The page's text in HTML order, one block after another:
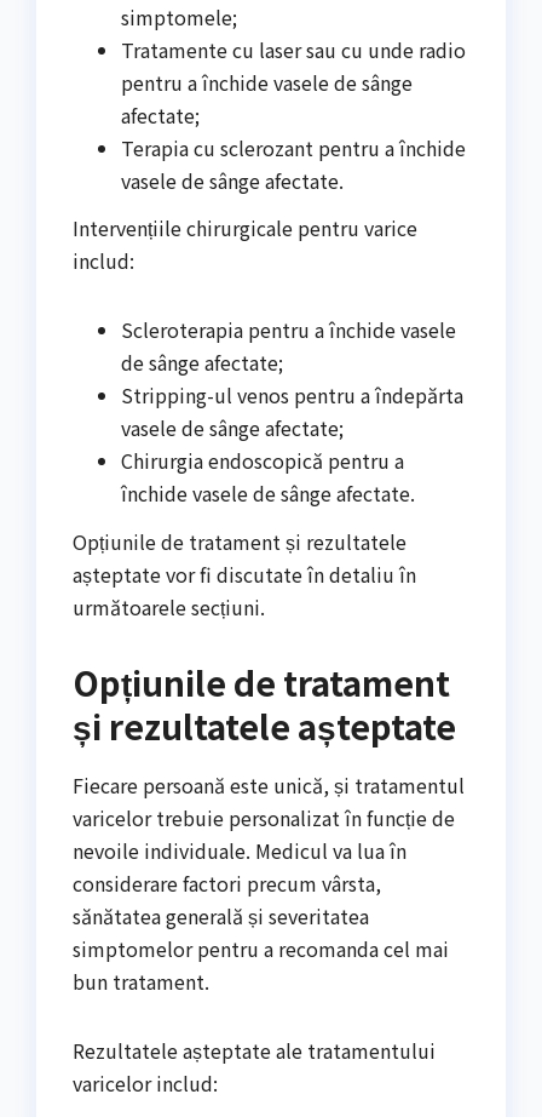
simptomele;
Tratamente cu laser sau cu unde radio
pentru a închide vasele de sânge
afectate;
Terapia cu sclerozant pentru a închide
vasele de sânge afectate.
Intervențiile chirurgicale pentru varice
includ:
Scleroterapia pentru a închide vasele
de sânge afectate;
Stripping-ul venos pentru a îndepărta
vasele de sânge afectate;
Chirurgia endoscopică pentru a
închide vasele de sânge afectate.
Opțiunile de tratament și rezultatele
așteptate vor fi discutate în detaliu în
următoarele secțiuni.
Opțiunile de tratament
și rezultatele așteptate
Fiecare persoană este unică, și tratamentul
varicelor trebuie personalizat în funcție de
nevoile individuale. Medicul va lua în
considerare factori precum vârsta,
sănătatea generală și severitatea
simptomelor pentru a recomanda cel mai
bun tratament.
Rezultatele așteptate ale tratamentului
varicelor includ: